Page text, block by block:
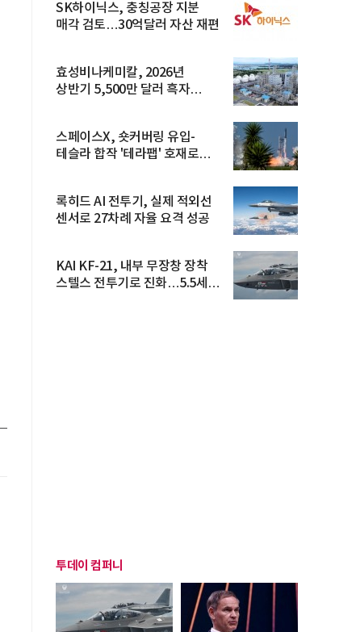
SK하이닉스, 충칭공장 지분
매각 검토…30억달러 자산 재편
효성비나케미칼, 2026년
상반기 5,500만 달러 흑자
스페이스X, 숏커버링 유입-
테슬라 합작 '테라팹' 호재로
록히드 AI 전투기, 실제 적외선
센서로 27차례 자율 요격 성공
KAI KF-21, 내부 무장창 장착
스텔스 전투기로 진화…5.5세대
투데이 컴퍼니